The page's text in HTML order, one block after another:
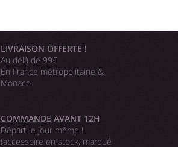
LIVRAISON OFFERTE !
Au delà de 99€
En France métropolitaine &
Monaco
COMMANDE AVANT 12H
Départ le jour même !
(accessoire en stock, marqué